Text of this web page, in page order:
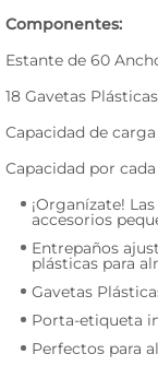
Componentes:
Estante de 60
18 Gavetas
Capacidad de
Capacidad por
¡Organízate!
accesorios
Entrepaños
plásticas para
Gavetas
Porta-etiqueta
Perfectos para